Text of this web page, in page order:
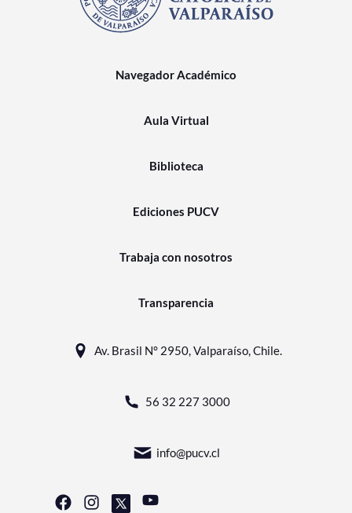
Navegador Académico
Aula Virtual
Biblioteca
Ediciones PUCV
Trabaja con nosotros
Transparencia
Av. Brasil N° 2950, Valparaíso, Chile.
56 32 227 3000
info@pucv.cl